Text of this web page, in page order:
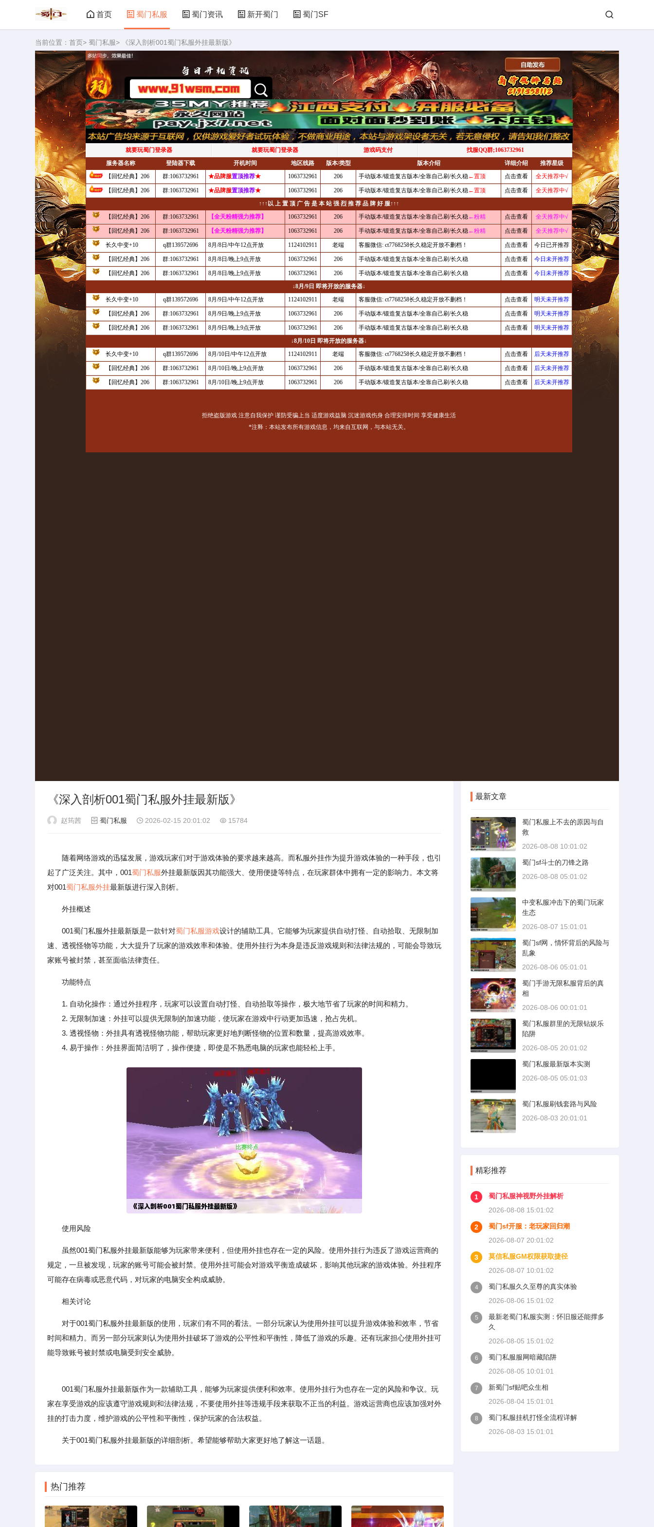
首页 蜀门私服 蜀门资讯 新开蜀门 蜀门SF
当前位置： 首页> 蜀门私服> 《深入剖析001蜀门私服外挂最新版》
《深入剖析001蜀门私服外挂最新版》
赵筠茜 蜀门私服 2026-02-15 20:01:02 15784
随着网络游戏的迅猛发展，游戏玩家们对于游戏体验的要求越来越高。而私服外挂作为提升游戏体验的一种手段，也引
起了广泛关注。其中，001蜀门私服外挂最新版因其功能强大、使用便捷等特点，在玩家群体中拥有一定的影响力。本文将
对001蜀门私服外挂最新版进行深入剖析。
外挂概述
001蜀门私服外挂最新版是一款针对蜀门私服游戏设计的辅助工具。它能够为玩家提供自动打怪、自动拾取、无限制加
速、透视怪物等功能，大大提升了玩家的游戏效率和体验。使用外挂行为本身是违反游戏规则和法律法规的，可能会导致玩
家账号被封禁，甚至面临法律责任。
功能特点
1. 自动化操作：通过外挂程序，玩家可以设置自动打怪、自动拾取等操作，极大地节省了玩家的时间和精力。
2. 无限制加速：外挂可以提供无限制的加速功能，使玩家在游戏中行动更加迅速，抢占先机。
3. 透视怪物：外挂具有透视怪物功能，帮助玩家更好地判断怪物的位置和数量，提高游戏效率。
4. 易于操作：外挂界面简洁明了，操作便捷，即使是不熟悉电脑的玩家也能轻松上手。
使用风险
虽然001蜀门私服外挂最新版能够为玩家带来便利，但使用外挂也存在一定的风险。使用外挂行为违反了游戏运营商的
规定，一旦被发现，玩家的账号可能会被封禁。使用外挂可能会对游戏平衡造成破坏，影响其他玩家的游戏体验。外挂程序
可能存在病毒或恶意代码，对玩家的电脑安全构成威胁。
相关讨论
对于001蜀门私服外挂最新版的使用，玩家们有不同的看法。一部分玩家认为使用外挂可以提升游戏体验和效率，节省
时间和精力。而另一部分玩家则认为使用外挂破坏了游戏的公平性和平衡性，降低了游戏的乐趣。还有玩家担心使用外挂可
能导致账号被封禁或电脑受到安全威胁。
001蜀门私服外挂最新版作为一款辅助工具，能够为玩家提供便利和效率。使用外挂行为也存在一定的风险和争议。玩
家在享受游戏的应该遵守游戏规则和法律法规，不要使用外挂等违规手段来获取不正当的利益。游戏运营商也应该加强对外
挂的打击力度，维护游戏的公平性和平衡性，保护玩家的合法权益。
关于001蜀门私服外挂最新版的详细剖析。希望能够帮助大家更好地了解这一话题。
热门推荐
最新文章
蜀门私服上不去的原因与自
救
2026-08-08 10:01:02
蜀门sf斗士的刀锋之路
2026-08-08 05:01:02
中变私服冲击下的蜀门玩家
生态
2026-08-07 15:01:01
蜀门sf网，情怀背后的风险与
乱象
2026-08-06 05:01:01
蜀门手游无限私服背后的真
相
2026-08-06 00:01:01
蜀门私服群里的无限钻娱乐
陷阱
2026-08-05 20:01:02
蜀门私服最新版本实测
2026-08-05 05:01:03
蜀门私服刷钱套路与风险
2026-08-03 20:01:01
精彩推荐
1
蜀门私服神视野外挂解析
2026-08-08 15:01:02
2
蜀门sf开服：老玩家回归潮
2026-08-07 20:01:02
3
莫信私服GM权限获取捷径
2026-08-07 10:01:02
4
蜀门私服久久至尊的真实体验
2026-08-06 15:01:02
5
最新老蜀门私服实测：怀旧服还能撑多
久
2026-08-05 15:01:02
6
蜀门私服服网暗藏陷阱
2026-08-05 10:01:01
7
新蜀门sf贴吧众生相
2026-08-04 15:01:01
8
蜀门私服挂机打怪全流程详解
2026-08-03 15:01:01